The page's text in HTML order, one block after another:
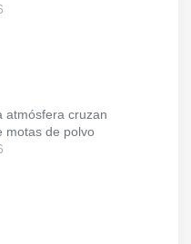
atmósfera cruzan
motas de polvo